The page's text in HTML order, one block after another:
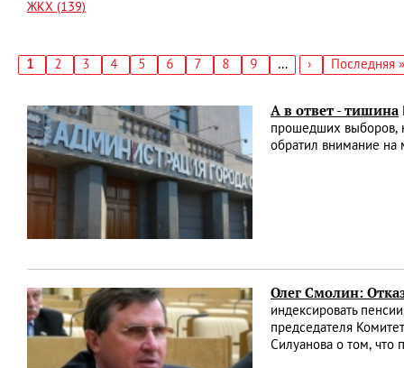
ЖКХ (139)
Текущая
1 Страница
2 Страница
3 Страница
4 Страница
5 Страница
6 Страница
7 Страница
8 Страница
9 …
Следующая
›
Последняя
Последняя »
А в ответ - тишина
прошедших выборов,
обратил внимание на
Олег Смолин:
индексировать
председателя
Силуанова о том, что